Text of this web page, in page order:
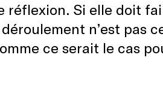
Si elle doit
n’est pas
ce serait le cas